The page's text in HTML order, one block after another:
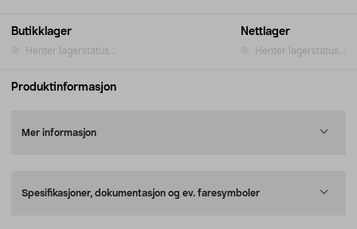
Butikklager
Henter lagerstatus...
Nettlager
Henter lagerstatus...
Produktinformasjon
Mer informasjon
Spesifikasjoner, dokumentasjon og ev. faresymboler